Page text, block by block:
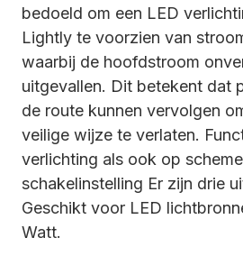
bedoeld om een LED
Lightly te voorzien van
waarbij de hoofdstroom
uitgevallen. Dit betekent dat
de route kunnen vervolgen
veilige wijze te verlaten.
verlichting als ook op
schakelinstelling Er zijn drie
Geschikt voor LED
Watt.